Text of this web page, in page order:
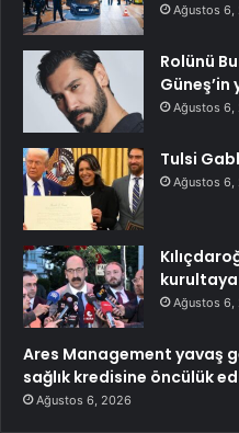
Ağustos 6,
Rolünü
Ağustos 6,
Tulsi
Ağustos 6,
Ağustos 6,
Ares Management yavaş
sağlık kredisine öncülük
Ağustos 6, 2026